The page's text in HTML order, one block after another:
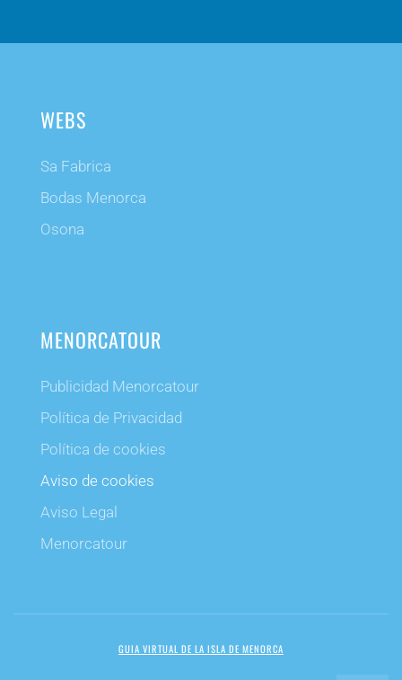
WEBS
Sa Fabrica
Bodas Menorca
Osona
MENORCATOUR
Publicidad Menorcatour
Política de Privacidad
Política de cookies
Aviso de cookies
Aviso Legal
Menorcatour
GUIA VIRTUAL DE LA ISLA DE MENORCA